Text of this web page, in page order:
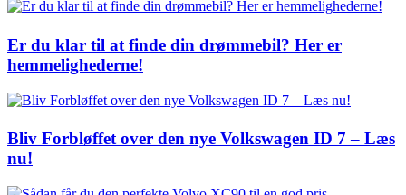
Er du klar til at finde din drømmebil? Her er
hemmelighederne!
Bliv Forbløffet over den nye Volkswagen ID 7 – Læs
nu!